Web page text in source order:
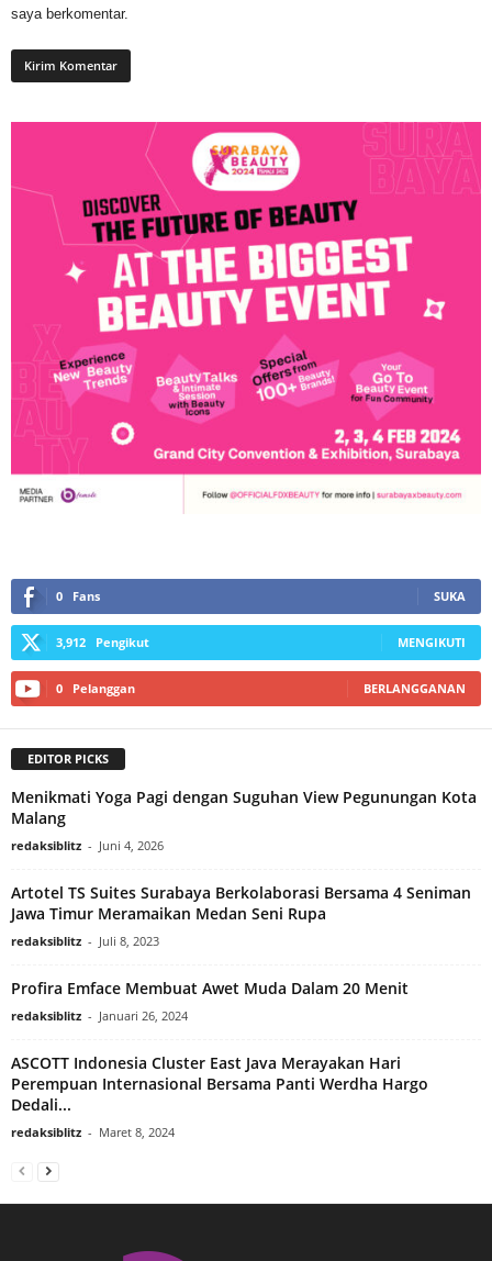
saya berkomentar.
0 Fans SUKA
3,912 Pengikut MENGIKUTI
0 Pelanggan BERLANGGANAN
EDITOR PICKS
Menikmati Yoga Pagi dengan Suguhan View Pegunungan Kota
Malang
redaksiblitz - Juni 4, 2026
Artotel TS Suites Surabaya Berkolaborasi Bersama 4 Seniman
Jawa Timur Meramaikan Medan Seni Rupa
redaksiblitz - Juli 8, 2023
Profira Emface Membuat Awet Muda Dalam 20 Menit
redaksiblitz - Januari 26, 2024
ASCOTT Indonesia Cluster East Java Merayakan Hari
Perempuan Internasional Bersama Panti Werdha Hargo
Dedali...
redaksiblitz - Maret 8, 2024